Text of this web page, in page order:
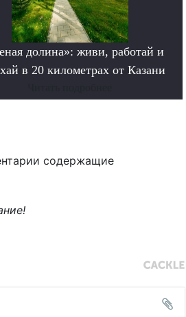
долина»: живи, работай и
в 20 километрах от Казани
содержащие